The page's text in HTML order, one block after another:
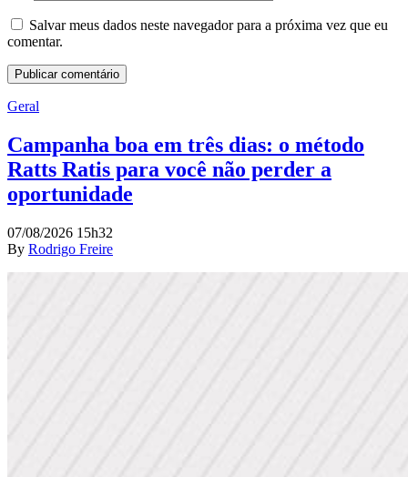
Salvar meus dados neste navegador para a próxima vez que eu
comentar.
Geral
Campanha boa em três dias: o método
Ratts Ratis para você não perder a
oportunidade
07/08/2026 15h32
By Rodrigo Freire